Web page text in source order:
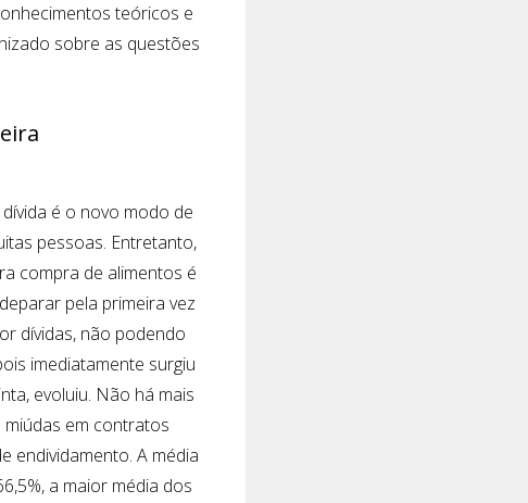
teóricos e
sobre as questões
é o novo modo de
pessoas. Entretanto,
compra de alimentos é
pela primeira vez
dívidas, não podendo
imediatamente surgiu
evoluiu. Não há mais
miúdas em contratos
endividamento. A média
a maior média dos